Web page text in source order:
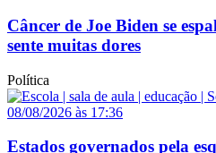
Câncer de Joe Biden se
sente muitas dores
Política
08/08/2026 às 17:36
Estados governados pela